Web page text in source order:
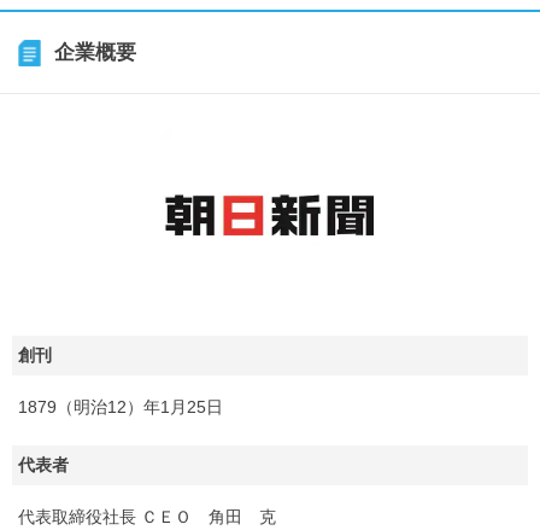
企業概要
創刊
1879（明治12）年1月25日
代表者
代表取締役社長 ＣＥＯ 角田 克